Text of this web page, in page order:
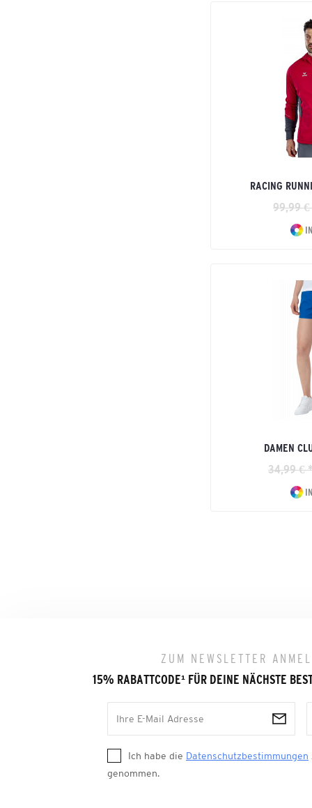
RACING
99,99
DAMEN
34,99 € *
ZUM NEWSLETTER
15% RABATTCODE¹FÜR DEINE NÄCHSTE
Ich habe die Datenschutzbestimmungen
genommen.